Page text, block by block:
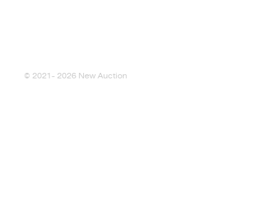
© 2021- 2026 New Auction